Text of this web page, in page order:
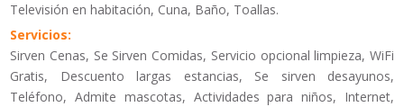
Televisión en habitación, Cuna, Baño, Toallas.
Servicios:
Sirven Cenas, Se Sirven Comidas, Servicio opcional limpieza, WiFi
Gratis, Descuento largas estancias, Se sirven desayunos,
Teléfono, Admite mascotas, Actividades para niños, Internet,